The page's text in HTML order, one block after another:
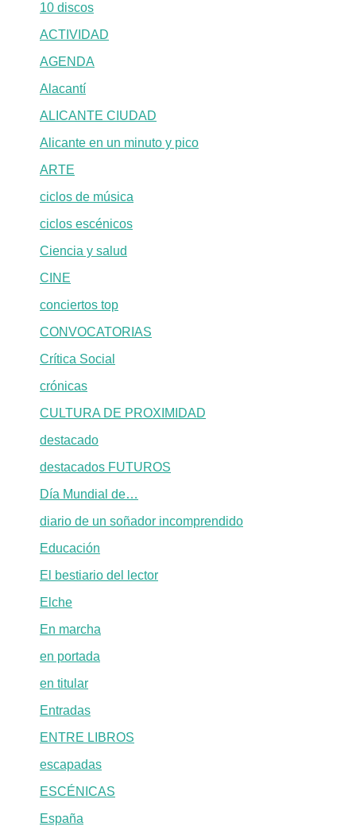
10 discos
ACTIVIDAD
AGENDA
Alacantí
ALICANTE CIUDAD
Alicante en un minuto y pico
ARTE
ciclos de música
ciclos escénicos
Ciencia y salud
CINE
conciertos top
CONVOCATORIAS
Crítica Social
crónicas
CULTURA DE PROXIMIDAD
destacado
destacados FUTUROS
Día Mundial de…
diario de un soñador incomprendido
Educación
El bestiario del lector
Elche
En marcha
en portada
en titular
Entradas
ENTRE LIBROS
escapadas
ESCÉNICAS
España